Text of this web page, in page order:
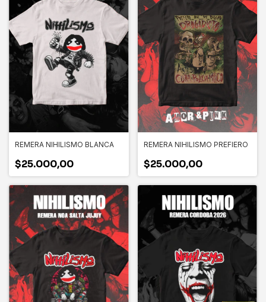
REMERA NIHILISMO BLANCA
$25.000,00
REMERA NIHILISMO PREFIERO
$25.000,00